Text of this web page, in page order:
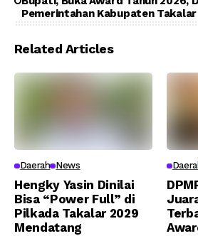
Pemerintahan Kabupaten Takalar
Related Articles
Daerah News
Hengky Yasin Dinilai
Bisa “Power Full” di
Pilkada Takalar 2029
Mendatang